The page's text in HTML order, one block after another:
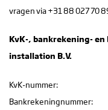
vragen via +31 88 027 70
KvK-, bankrekening- en
installation B.V.
KvK-nummer:
Bankrekeningnummer: